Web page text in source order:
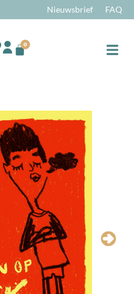
Nieuwsbrief FAQ
0